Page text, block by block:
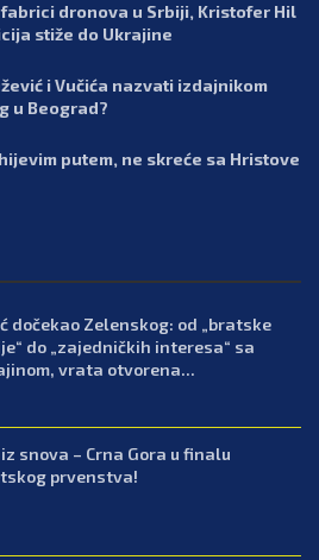
dronova u Srbiji, Kristofer Hil
stiže do Ukrajine
i Vučića nazvati izdajnikom
u Beograd?
putem, ne skreće sa Hristove
dočekao Zelenskog: od „bratske
do „zajedničkih interesa“ sa
vrata otvorena...
iz snova – Crna Gora u finalu
prvenstva!